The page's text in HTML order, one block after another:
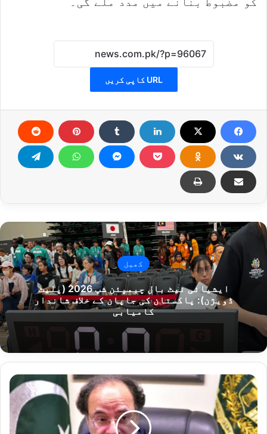
URL کاپی کریں
کھیل
ایشیائی نیٹ بال چیمپئن شپ 2026 (پلیٹ
ڈویژن): پاکستان کی جاپان کے خلاف شاندار
کامیابی
وزیرخزانہ
بیجنگ
میں
پاکستان
کے